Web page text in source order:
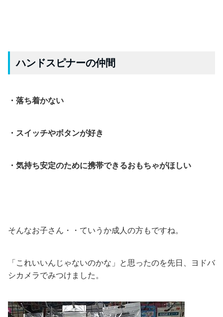
ハンドスピナーの仲間
・落ち着かない
・スイッチやボタンが好き
・気持ち安定のために携帯できるおもちゃがほしい
そんなお子さん・・ていうか成人の方もですね。
「これいいんじゃないのかな」と思ったのを先日、ヨドバ
シカメラでみつけました。